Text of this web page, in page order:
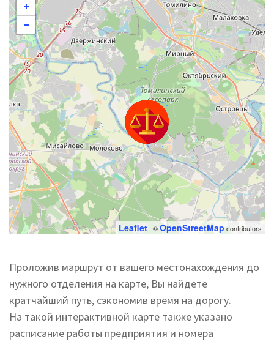
+
−
Leaflet | ©OpenStreetMap contributors
Проложив маршрут от вашего местонахождения до
нужного отделения на карте, Вы найдете
кратчайший путь, сэкономив время на дорогу.
На такой интерактивной карте также указано
расписание работы предприятия и номера